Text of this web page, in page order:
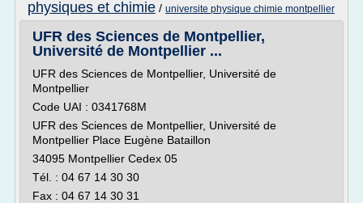
physiques et chimie / universite physique chimie montpellier
UFR des Sciences de Montpellier,
Université de Montpellier ...
UFR des Sciences de Montpellier, Université de
Montpellier
Code UAI : 0341768M
UFR des Sciences de Montpellier, Université de
Montpellier Place Eugène Bataillon
34095 Montpellier Cedex 05
Tél. : 04 67 14 30 30
Fax : 04 67 14 30 31